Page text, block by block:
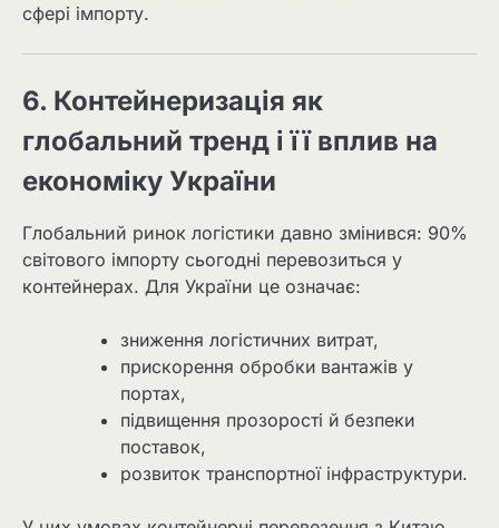
сфері імпорту.
6. Контейнеризація як
глобальний тренд і її вплив на
економіку України
Глобальний ринок логістики давно змінився: 90%
світового імпорту сьогодні перевозиться у
контейнерах. Для України це означає:
зниження логістичних витрат,
прискорення обробки вантажів у
портах,
підвищення прозорості й безпеки
поставок,
розвиток транспортної інфраструктури.